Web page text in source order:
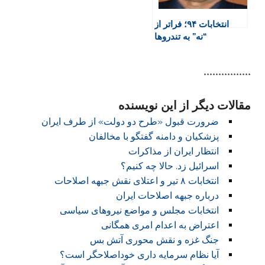
انتخابات ۹۴؛ فراتر از
“نه” به تندروها
****************
مقالات دیگر از این نویسنده
ضرورت قبول «طرح دو دولت» از طرف ایران
پزشکیان و دامنه گفتگو با مخالفان
انتظار ایران از مذاکرات
اسرائیل زد. حالا چه کنیم؟
انتخابات ۸ تیر و اعتلای نقش جبهه اصلاحات
درباره جبهه اصلاحات ایران
انتخابات مجلس و مواضع نیروهای سیاسی
اعتراض به اعدام امری همگانی
جنگ غزه و نقش محوری آتش بس
آیا نظام سرمایه داری خوداصلاحگر است؟